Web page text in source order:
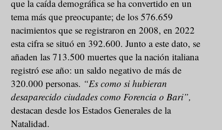
que la caída demográfica se ha convertido en un
tema más que preocupante; de los 576.659
nacimientos que se registraron en 2008, en 2022
esta cifra se situó en 392.600. Junto a este dato, se
añaden las 713.500 muertes que la nación italiana
registró ese año: un saldo negativo de más de
320.000 personas. “Es como si hubieran
desaparecido ciudades como Forencia o Bari”,
destacan desde los Estados Generales de la
Natalidad.